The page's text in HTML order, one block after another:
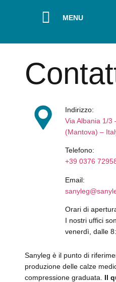
MENU
Indirizzo:
Via Albania 1/3
(Mantova) –
Telefono:
+39 0376
Email:
Orari di
I nostri uffici
venerdì, dalle
Sanyleg è il punto di
produzione delle calze
compressione graduata. Il